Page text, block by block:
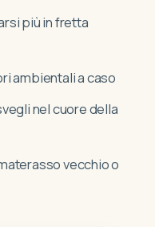
più in fretta
ambientali a caso
nel cuore della
vecchio o